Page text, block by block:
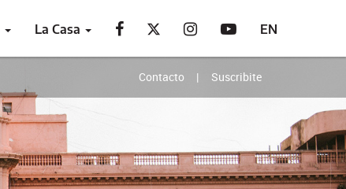
La Casa EN
Contacto Suscribite